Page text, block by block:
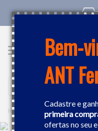
Bem-
ANT
Cadastre e
primeira
ofertas no seu
Buscar
FERRAMENTAS